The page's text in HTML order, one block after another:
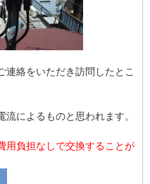
連絡をいただき訪問したとこ
によるものと思われます。
用負担なしで交換することが